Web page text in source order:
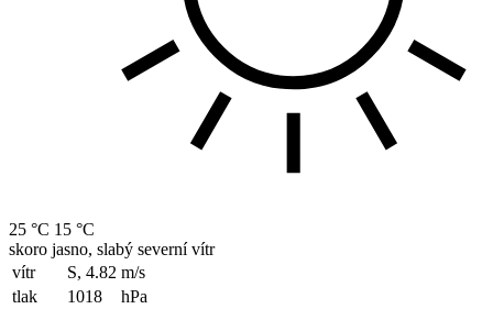
25 °C 15 °C
skoro jasno, slabý severní vítr
vítr
S, 4.82 m/s
tlak
1018
hPa